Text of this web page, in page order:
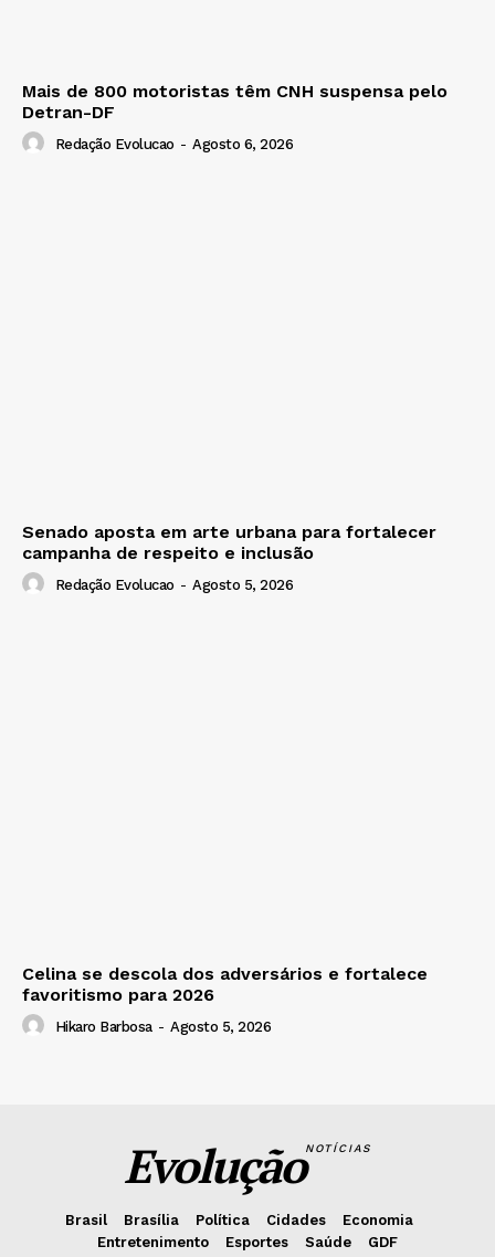
Mais de 800 motoristas têm CNH suspensa pelo
Detran-DF
Redação Evolucao - Agosto 6, 2026
Senado aposta em arte urbana para fortalecer
campanha de respeito e inclusão
Redação Evolucao - Agosto 5, 2026
Celina se descola dos adversários e fortalece
favoritismo para 2026
Hikaro Barbosa - Agosto 5, 2026
EvoluçãoNOTÍCIAS
Brasil Brasília Política Cidades
Economia
Entretenimento
Esportes Saúde GDF